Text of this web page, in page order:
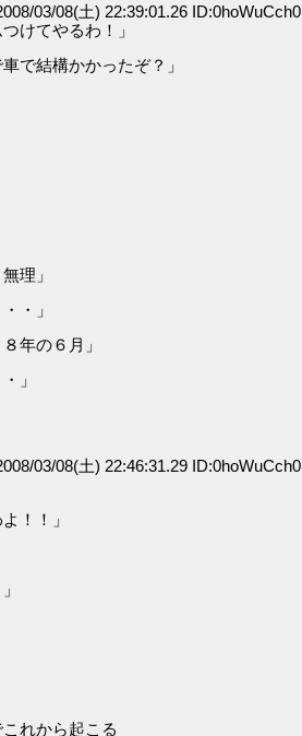
03/08(土) 22:39:01.26 ID:0hoWuCch0
けてやるわ！」
で結構かかったぞ？」
理」
・」
年の６月」
」
03/08(土) 22:46:31.29 ID:0hoWuCch0
！！」
れから起こる